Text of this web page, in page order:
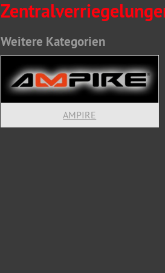
Weitere Kategorien
AMPIRE